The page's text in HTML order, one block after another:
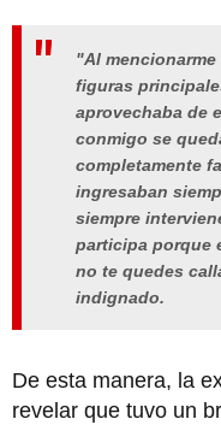
"Al
figuras
aprovechaba de
conmigo se
completamente
ingresaban
siempre
participa porque
no te quedes
indignado.
De esta manera, la
revelar que tuvo un